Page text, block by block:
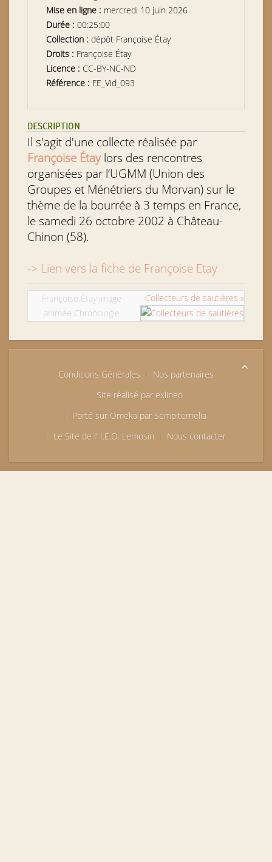
Mise en ligne : mercredi 10 juin 2026
Durée : 00:25:00
Collection : dépôt Françoise Étay
Droits : Françoise Étay
Licence : CC-BY-NC-ND
Référence : FE_Vid_093
DESCRIPTION
Il s'agit d'une collecte réalisée par
Françoise Étaylors des rencontres
organisées par l’UGMM (Union des
Groupes et Ménétriers du Morvan) sur le
thème de la bourrée à 3 temps en France,
le samedi 26 octobre 2002 à Château-
Chinon (58).
-> Lien vers la fiche de Françoise Etay
Françoise Étay image
animée Chronologie
Collecteurs de sautières »
Conditions Générales
Nos partenaires
Site réalisé par exlineo
Porté sur Omeka par Sempiternelia
Le Site de l' I.E.O. Lemosin
Nous contacter